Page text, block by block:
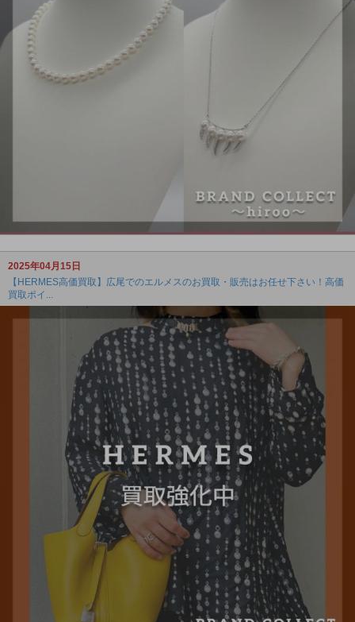
2025年04月15日
【HERMES高価買取】広尾でのエルメスのお買取・販売はお任せ下さい！高価
買取ポイ...